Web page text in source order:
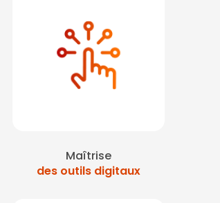
Maîtrise
des outils digitaux